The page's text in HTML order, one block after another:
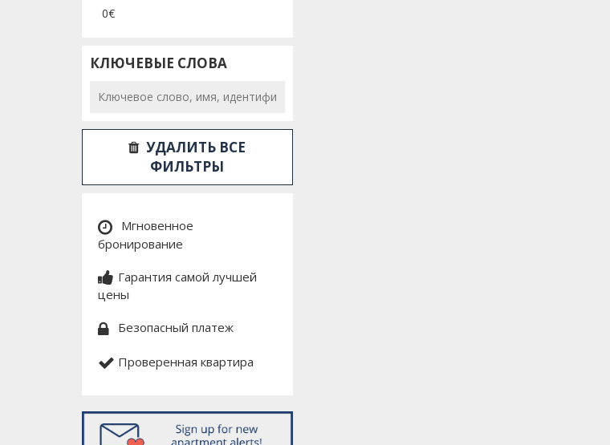
0€
КЛЮЧЕВЫЕ СЛОВА
УДАЛИТЬ ВСЕ
ФИЛЬТРЫ
Мгновенное
бронирование
Гарантия самой лучшей
цены
Безопасный платеж
Проверенная квартира